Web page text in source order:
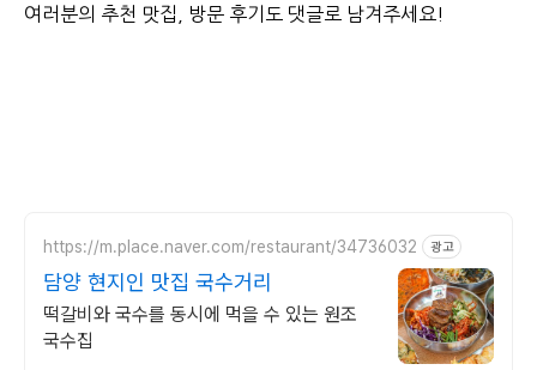
여러분의 추천 맛집, 방문 후기도 댓글로 남겨주세요!
https://m.place.naver.com/restaurant/34736032 광고
담양 현지인 맛집 국수거리
떡갈비와 국수를 동시에 먹을 수 있는 원조
국수집